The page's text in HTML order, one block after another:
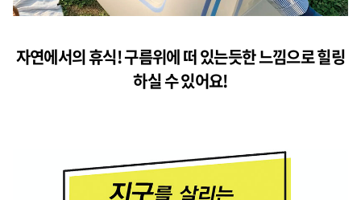
자연에서의 휴식! 구름위에 떠 있는듯한 느낌으로 힐링
하실 수 있어요!